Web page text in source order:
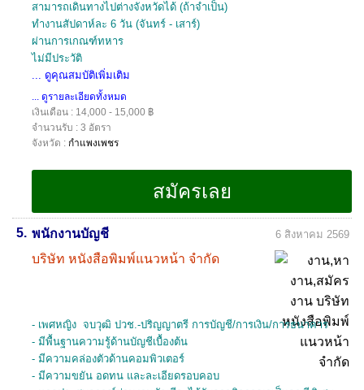
สามารถเดินทางไปต่างจังหวัดได้ (ถ้าจำเป็น)
ทำงานสัปดาห์ละ 6 วัน (จันทร์ - เสาร์)
ผ่านการเกณฑ์ทหาร
ไม่มีประวัติ
... ดูคุณสมบัติเพิ่มเติม
... ดูรายละเอียดทั้งหมด
เงินเดือน : 14,000 - 15,000 ฿
จำนวนรับ : 3 อัตรา
จังหวัด : กำแพงเพชร
5. พนักงานบัญชี
บริษัท หนังสือพิมพ์แนวหน้า จำกัด
6 สิงหาคม 2569
- เพศหญิง จบวุฒิ ปวช.-ปริญญาตรี การบัญชี/การเงิน/การธนาคาร
- มีพื้นฐานความรู้ด้านบัญชีเบื้องต้น
- มีความคล่องตัวด้านคอมพิวเตอร์
- มีความขยัน อดทน และละเอียดรอบคอบ